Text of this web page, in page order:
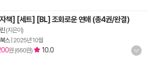
책] [세트] [BL] 조화로운 연애 (총4권/완결)
(지은이)
스| 2025년 10월
원 (660원) 10.0